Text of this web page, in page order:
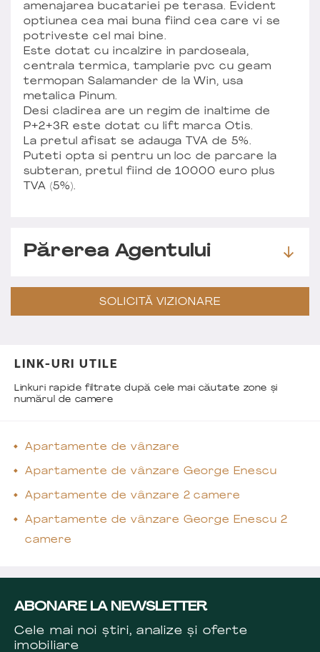
amenajarea bucatariei pe terasa. Evident
optiunea cea mai buna fiind cea care vi se
potriveste cel mai bine.
Este dotat cu incalzire in pardoseala,
centrala termica, tamplarie pvc cu geam
termopan Salamander de la Win, usa
metalica Pinum.
Desi cladirea are un regim de inaltime de
P+2+3R este dotat cu lift marca Otis.
La pretul afisat se adauga TVA de 5%.
Puteti opta si pentru un loc de parcare la
subteran, pretul fiind de 10000 euro plus
TVA (5%).
Părerea Agentului
SOLICITĂ VIZIONARE
LINK-URI UTILE
Linkuri rapide filtrate după cele mai căutate zone și
numărul de camere
Apartamente de vânzare
Apartamente de vânzare George Enescu
Apartamente de vânzare 2 camere
Apartamente de vânzare George Enescu 2
camere
ABONARE LA NEWSLETTER
Cele mai noi știri, analize și oferte
imobiliare